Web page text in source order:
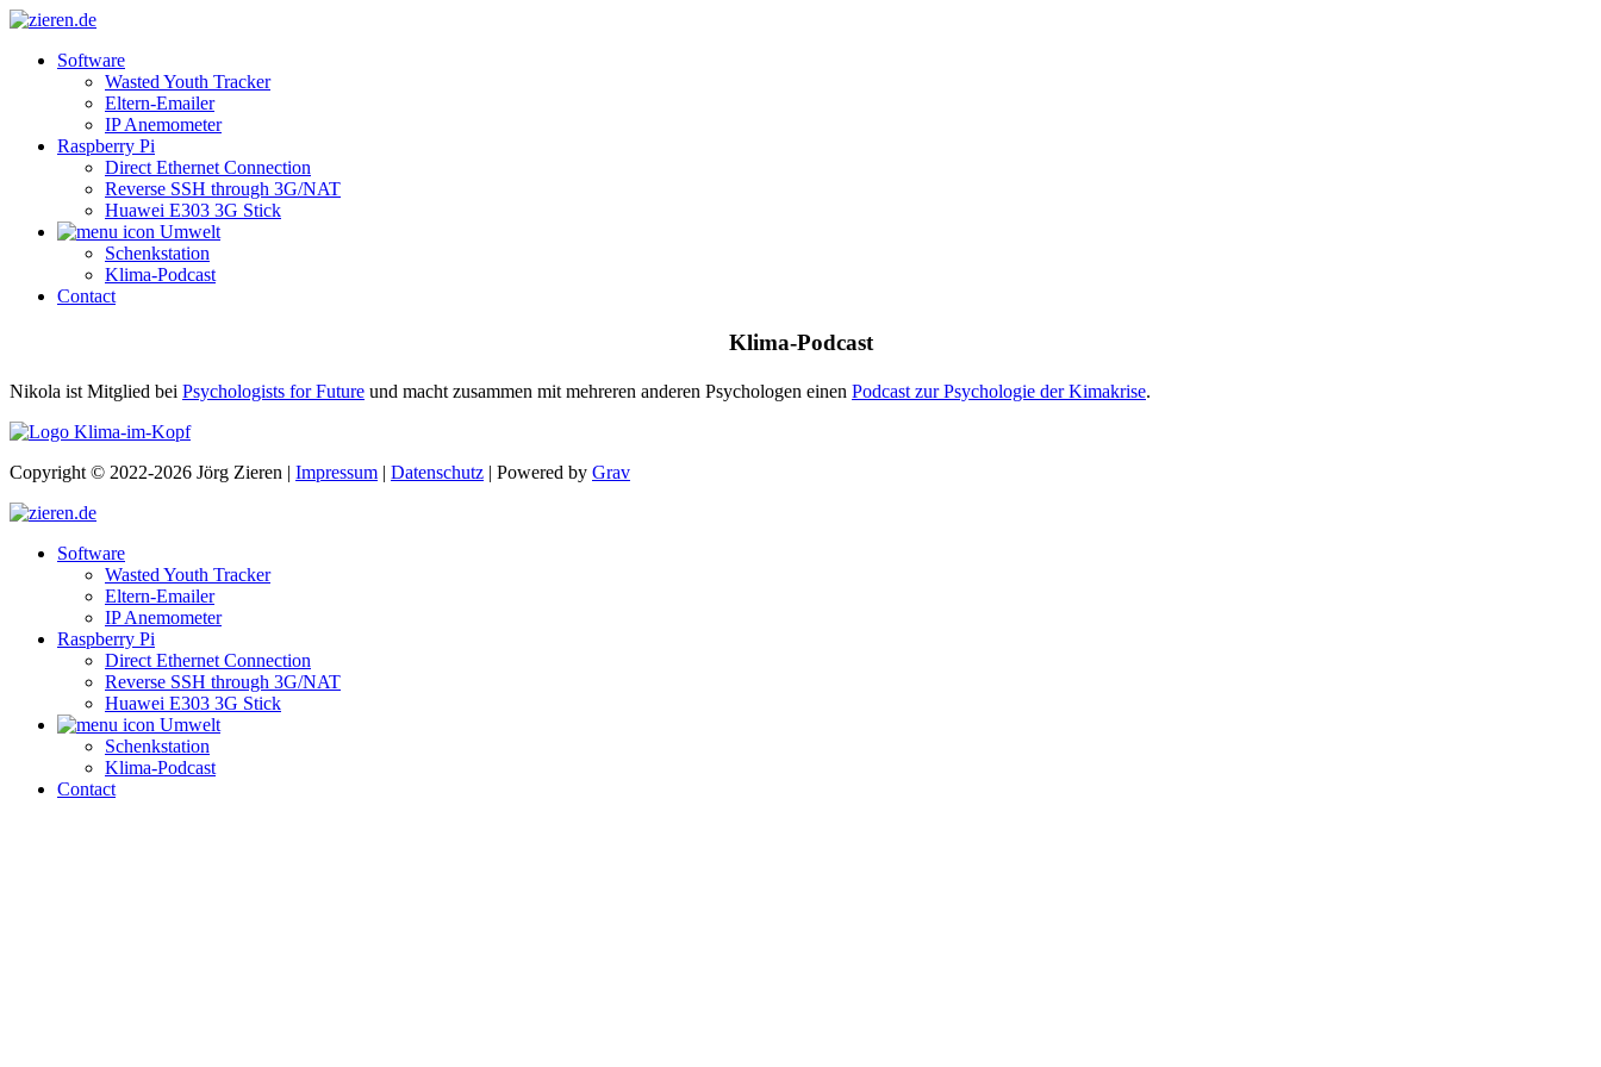
Software
Wasted Youth Tracker
Eltern-Emailer
IP Anemometer
Raspberry Pi
Direct Ethernet Connection
Reverse SSH through 3G/NAT
Huawei E303 3G Stick
Umwelt
Schenkstation
Klima-Podcast
Contact
Klima-Podcast
Nikola ist Mitglied bei Psychologists for Future und macht zusammen mit mehreren anderen Psychologen einen Podcast zur Psychologie der Kimakrise.
Copyright © 2022-2026 Jörg Zieren | Impressum | Datenschutz | Powered by Grav
Software
Wasted Youth Tracker
Eltern-Emailer
IP Anemometer
Raspberry Pi
Direct Ethernet Connection
Reverse SSH through 3G/NAT
Huawei E303 3G Stick
Umwelt
Schenkstation
Klima-Podcast
Contact